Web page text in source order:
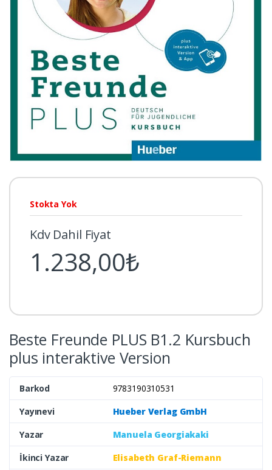
Beste Freunde PLUS B1.2 Kursbuch
plus interaktive Version
Barkod
9783190310531
Yayınevi
Hueber Verlag GmbH
Yazar
Manuela Georgiakaki
İkinci Yazar
Elisabeth Graf-Riemann
Stokta Yok
Kdv Dahil Fiyat
1.238,00₺